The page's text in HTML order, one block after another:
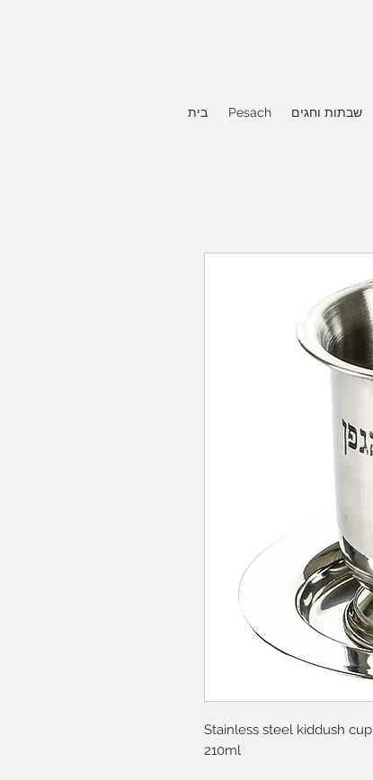
בית Pesach שבתות וחגים
Stainless steel kiddush cup
210ml